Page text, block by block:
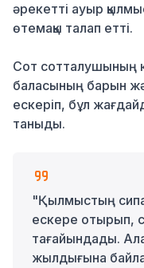
әрекетті ауыр
өтемақы талап етті.
Сот сотталушының
баласының барын
ескеріп, бұл
таныды.
"Қылмыстың
ескере отырып,
тағайындады.
жылдығына